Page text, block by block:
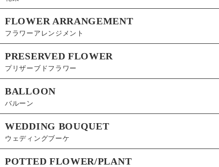
FLOWER ARRANGEMENT
フラワーアレンジメント
PRESERVED FLOWER
プリザーブドフラワー
BALLOON
バルーン
WEDDING BOUQUET
ウェディングブーケ
POTTED FLOWER/PLANT